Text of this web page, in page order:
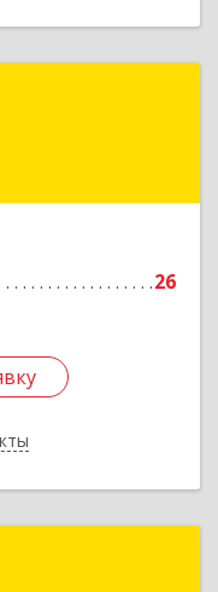
26
Шахтинский г,